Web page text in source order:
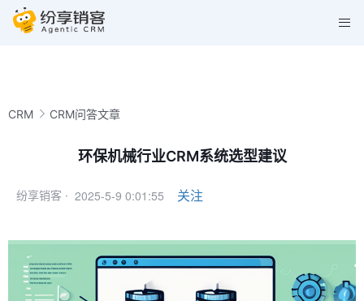
CRM CRM问答文章
环保机械行业CRM系统选型建议
纷享销客 · 2025-5-9 0:01:55 关注